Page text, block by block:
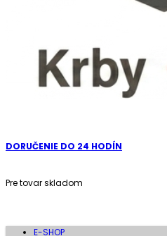
DORUČENIE DO 24 HODÍN
Pre tovar skladom
E-SHOP